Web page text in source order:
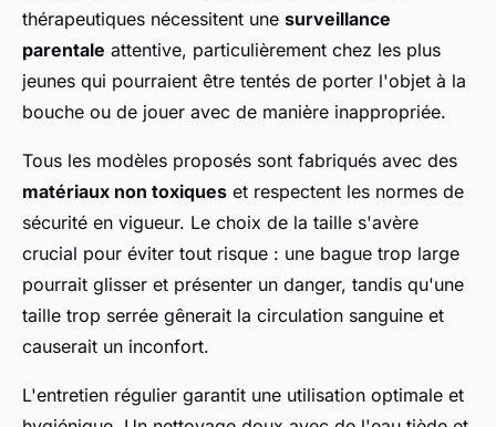
thérapeutiques nécessitent une surveillance
parentale attentive, particulièrement chez les plus
jeunes qui pourraient être tentés de porter l'objet à la
bouche ou de jouer avec de manière inappropriée.
Tous les modèles proposés sont fabriqués avec des
matériaux non toxiques et respectent les normes de
sécurité en vigueur. Le choix de la taille s'avère
crucial pour éviter tout risque : une bague trop large
pourrait glisser et présenter un danger, tandis qu'une
taille trop serrée gênerait la circulation sanguine et
causerait un inconfort.
L'entretien régulier garantit une utilisation optimale et